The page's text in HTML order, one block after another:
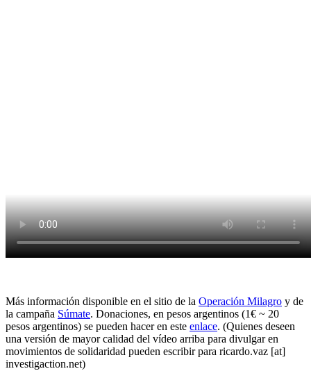
Más información disponible en el sitio de la Operación Milagro y de
la campaña Súmate. Donaciones, en pesos argentinos (1€ ~ 20
pesos argentinos) se pueden hacer en este enlace. (Quienes deseen
una versión de mayor calidad del vídeo arriba para divulgar en
movimientos de solidaridad pueden escribir para ricardo.vaz [at]
investigaction.net)